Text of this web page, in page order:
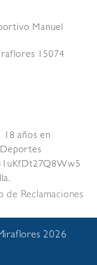
Manuel
15074
años en
de Reclamaciones
2026